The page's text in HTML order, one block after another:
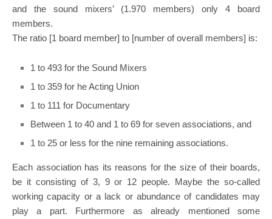
and the sound mixers’ (1.970 members) only 4 board
members.
The ratio [1 board member] to [number of overall members] is:
1 to 493 for the Sound Mixers
1 to 359 for he Acting Union
1 to 111 for Documentary
Between 1 to 40 and 1 to 69 for seven associations, and
1 to 25 or less for the nine remaining associations.
Each association has its reasons for the size of their boards,
be it consisting of 3, 9 or 12 people. Maybe the so-called
working capacity or a lack or abundance of candidates may
play a part. Furthermore as already mentioned some